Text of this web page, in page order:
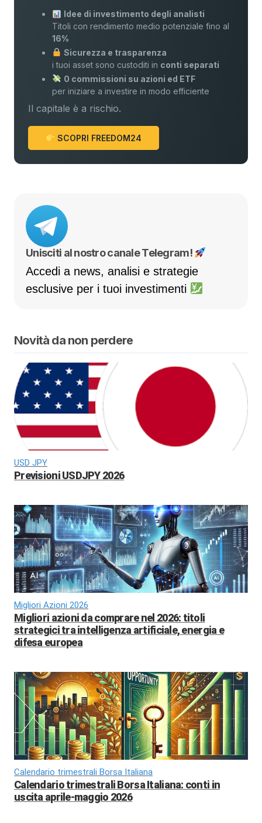
Idee di investimento degli analisti
Titoli con rendimento medio potenziale fino al
16%
Sicurezza e trasparenza
i tuoi asset sono custoditi in conti separati
0 commissioni su azioni ed ETF
per iniziare a investire in modo efficiente
Il capitale è a rischio.
SCOPRI FREEDOM24
Unisciti al nostro canale Telegram!
Accedi a news, analisi e strategie
esclusive per i tuoi investimenti
Novità da non perdere
USD JPY
Previsioni USDJPY 2026
Migliori Azioni 2026
Migliori azioni da comprare nel 2026: titoli
strategici tra intelligenza artificiale, energia e
difesa europea
Calendario trimestrali Borsa Italiana
Calendario trimestrali Borsa Italiana: conti in
uscita aprile-maggio 2026